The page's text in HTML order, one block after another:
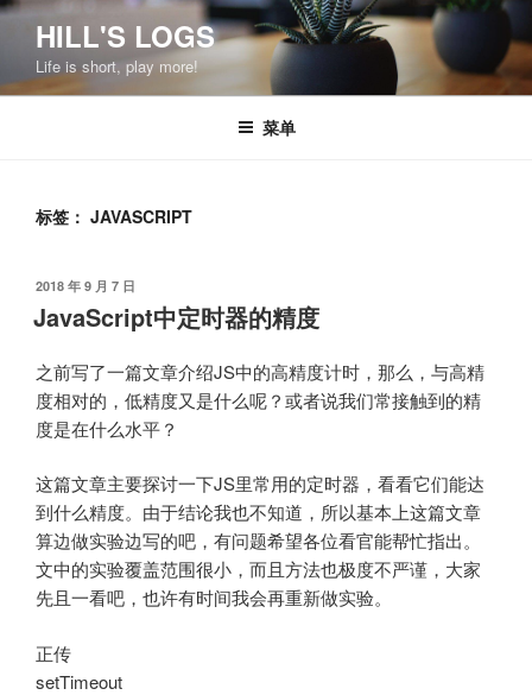
跳
容
HILL'S LOGS
Life is short, play more!
菜单
标签： JAVASCRIPT
发
布
于
2018 年 9 月 7 日
JavaScript中定时器的精度
之前写了一篇文章介绍JS中的高精度计时，那么，与高精
度相对的，低精度又是什么呢？或者说我们常接触到的精
度是在什么水平？
这篇文章主要探讨一下JS里常用的定时器，看看它们能达
到什么精度。由于结论我也不知道，所以基本上这篇文章
算边做实验边写的吧，有问题希望各位看官能帮忙指出。
文中的实验覆盖范围很小，而且方法也极度不严谨，大家
先且一看吧，也许有时间我会再重新做实验。
正传
setTimeout